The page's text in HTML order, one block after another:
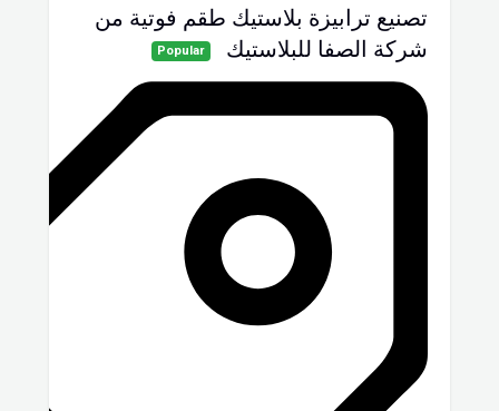
تصنيع ترابيزة بلاستيك طقم فوتية من
شركة الصفا للبلاستيك
Popular